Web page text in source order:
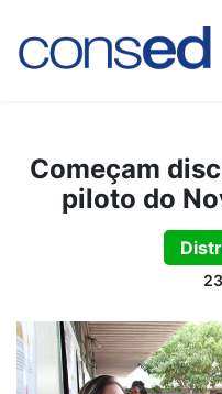
Começam
piloto do